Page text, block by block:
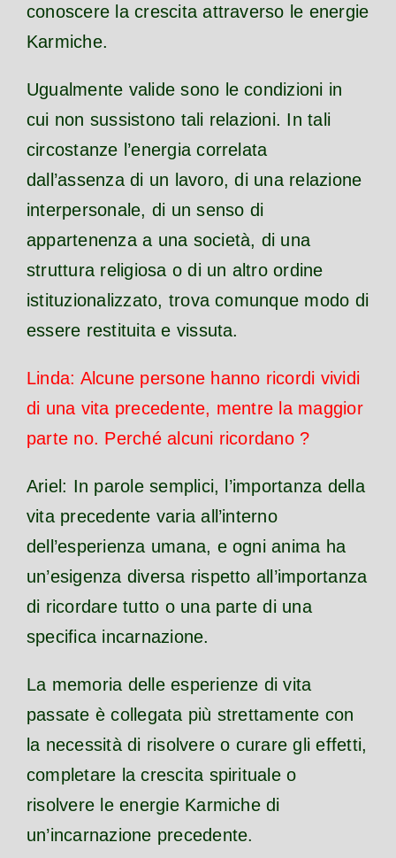
conoscere la crescita attraverso le energie
Karmiche.
Ugualmente valide sono le condizioni in
cui non sussistono tali relazioni. In tali
circostanze l’energia correlata
dall’assenza di un lavoro, di una relazione
interpersonale, di un senso di
appartenenza a una società, di una
struttura religiosa o di un altro ordine
istituzionalizzato, trova comunque modo di
essere restituita e vissuta.
Linda: Alcune persone hanno ricordi vividi
di una vita precedente, mentre la maggior
parte no. Perché alcuni ricordano ?
Ariel: In parole semplici, l’importanza della
vita precedente varia all’interno
dell’esperienza umana, e ogni anima ha
un’esigenza diversa rispetto all’importanza
di ricordare tutto o una parte di una
specifica incarnazione.
La memoria delle esperienze di vita
passate è collegata più strettamente con
la necessità di risolvere o curare gli effetti,
completare la crescita spirituale o
risolvere le energie Karmiche di
un’incarnazione precedente.